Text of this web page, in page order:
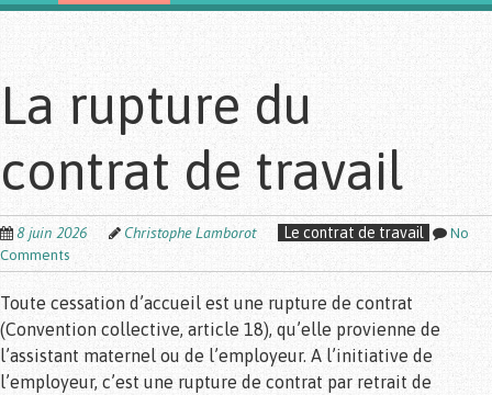
La rupture du
contrat de travail
8 juin 2026 Christophe Lamborot Le contrat de travail
No
Comments
Toute cessation d’accueil est une rupture de contrat
(Convention collective, article 18), qu’elle provienne de
l’assistant maternel ou de l’employeur. A l’initiative de
l’employeur, c’est une rupture de contrat par retrait de